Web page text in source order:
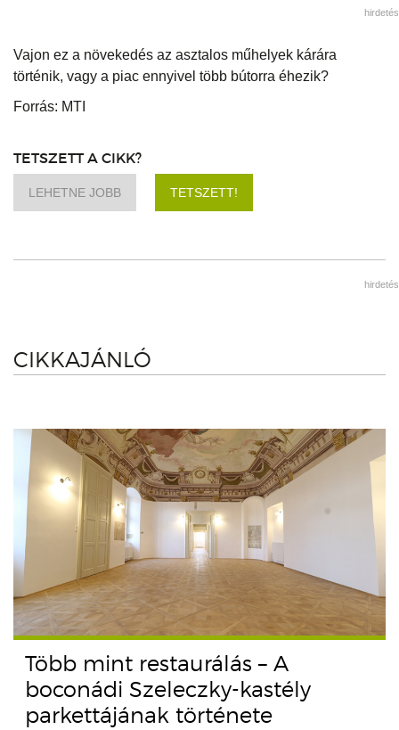
hirdetés
Vajon ez a növekedés az asztalos műhelyek kárára
történik, vagy a piac ennyivel több bútorra éhezik?
Forrás: MTI
TETSZETT A CIKK?
LEHETNE JOBB TETSZETT!
hirdetés
CIKKAJÁNLÓ
Több mint restaurálás – A
boconádi Szeleczky-kastély
parkettájának története